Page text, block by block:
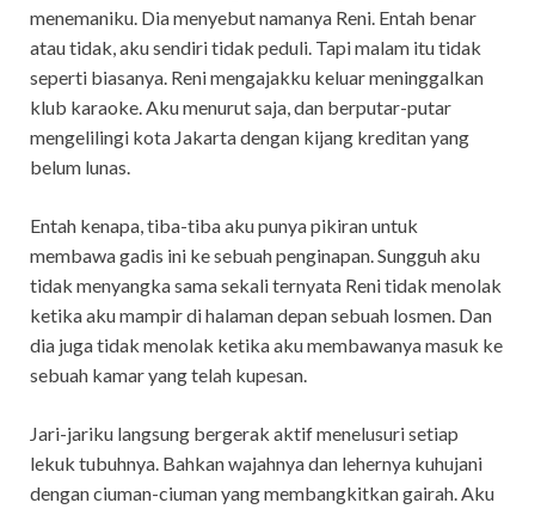
menemaniku. Dia menyebut namanya Reni. Entah benar
atau tidak, aku sendiri tidak peduli. Tapi malam itu tidak
seperti biasanya. Reni mengajakku keluar meninggalkan
klub karaoke. Aku menurut saja, dan berputar-putar
mengelilingi kota Jakarta dengan kijang kreditan yang
belum lunas.
Entah kenapa, tiba-tiba aku punya pikiran untuk
membawa gadis ini ke sebuah penginapan. Sungguh aku
tidak menyangka sama sekali ternyata Reni tidak menolak
ketika aku mampir di halaman depan sebuah losmen. Dan
dia juga tidak menolak ketika aku membawanya masuk ke
sebuah kamar yang telah kupesan.
Jari-jariku langsung bergerak aktif menelusuri setiap
lekuk tubuhnya. Bahkan wajahnya dan lehernya kuhujani
dengan ciuman-ciuman yang membangkitkan gairah. Aku